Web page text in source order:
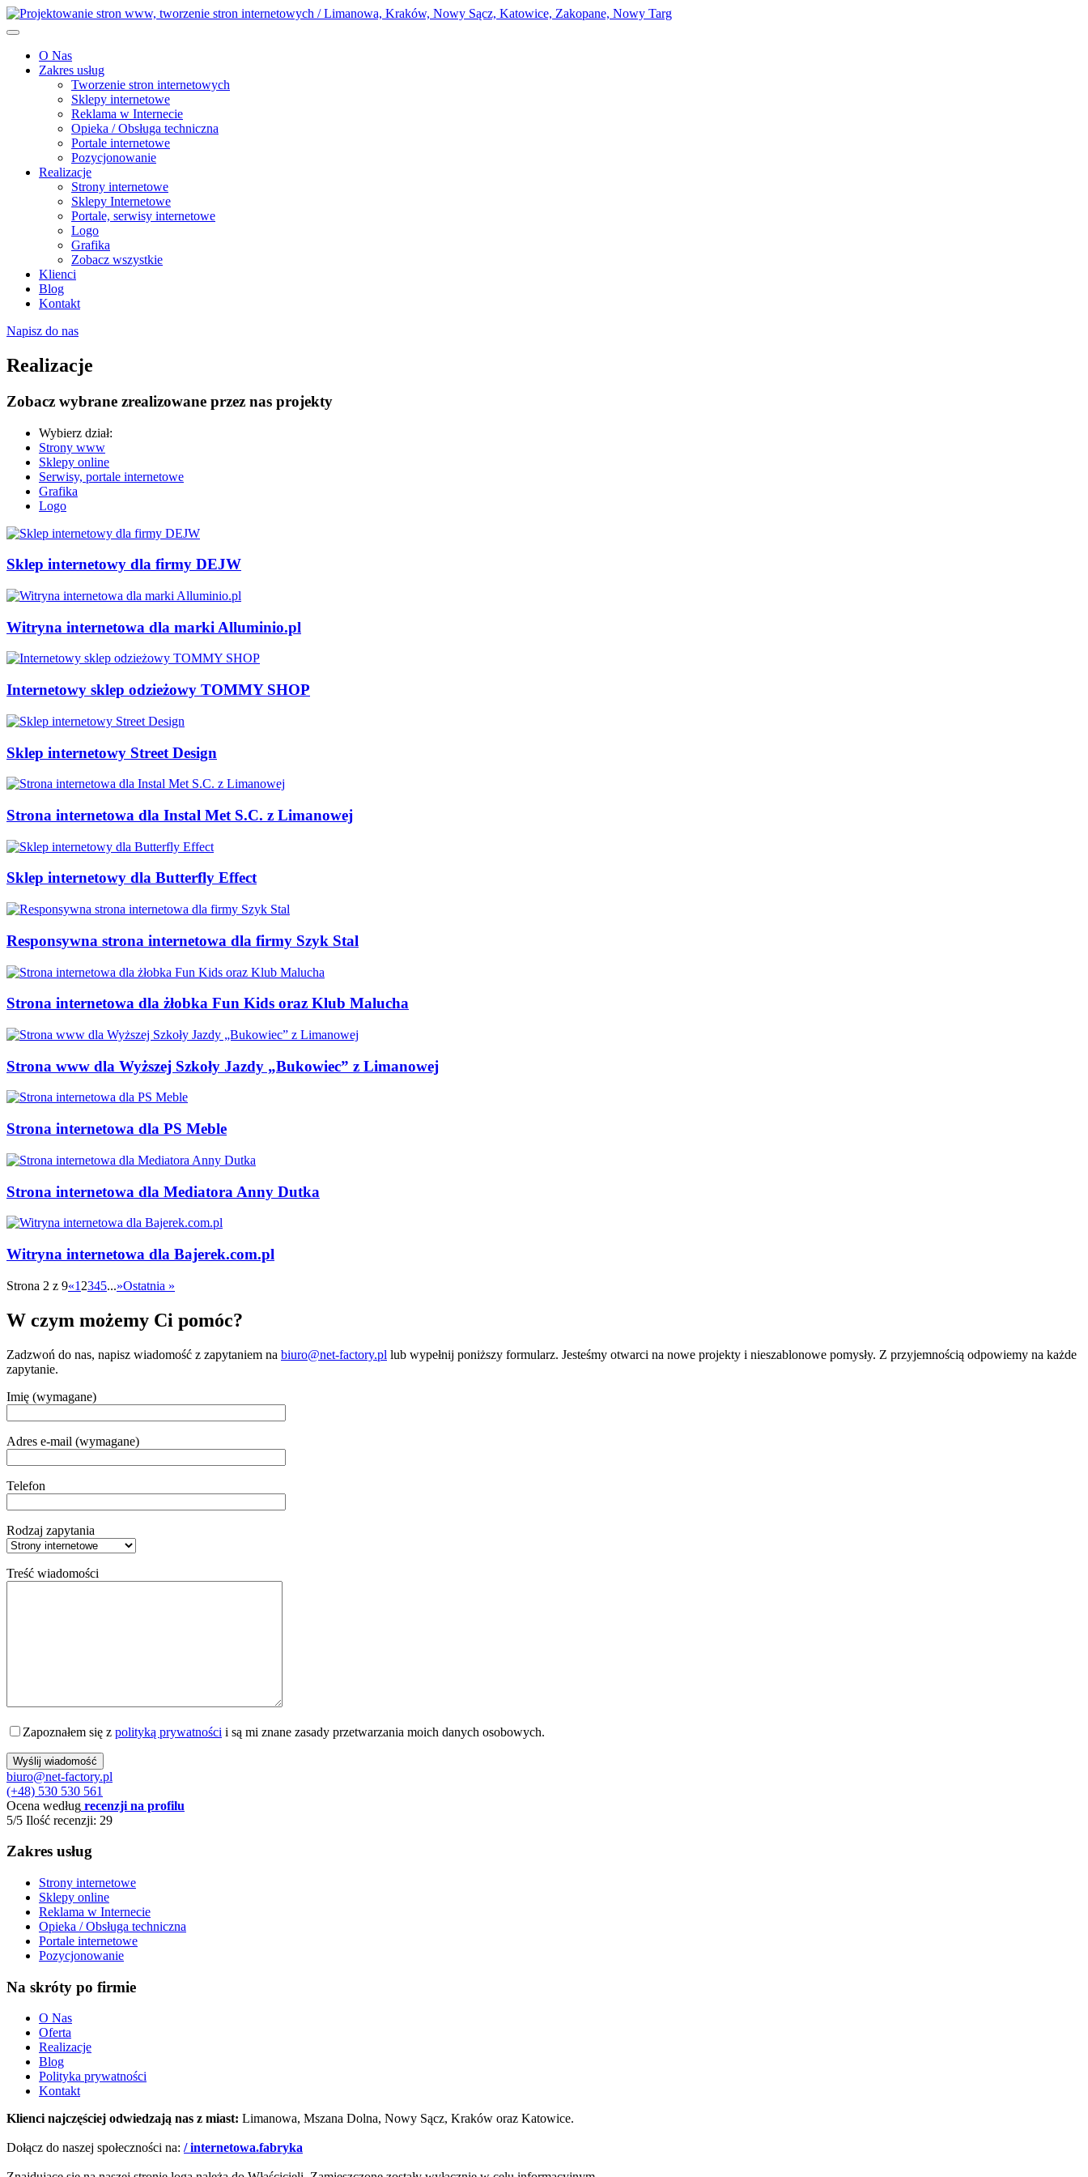
O Nas
Zakres usług
Tworzenie stron internetowych
Sklepy internetowe
Reklama w Internecie
Opieka / Obsługa techniczna
Portale internetowe
Pozycjonowanie
Realizacje
Strony internetowe
Sklepy Internetowe
Portale, serwisy internetowe
Logo
Grafika
Zobacz wszystkie
Klienci
Blog
Kontakt
Napisz do nas
Realizacje
Zobacz wybrane zrealizowane przez nas projekty
Wybierz dział:
Strony www
Sklepy online
Serwisy, portale internetowe
Grafika
Logo
Sklep internetowy dla firmy DEJW
Witryna internetowa dla marki Alluminio.pl
Internetowy sklep odzieżowy TOMMY SHOP
Sklep internetowy Street Design
Strona internetowa dla Instal Met S.C. z Limanowej
Sklep internetowy dla Butterfly Effect
Responsywna strona internetowa dla firmy Szyk Stal
Strona internetowa dla żłobka Fun Kids oraz Klub Malucha
Strona www dla Wyższej Szkoły Jazdy „Bukowiec” z Limanowej
Strona internetowa dla PS Meble
Strona internetowa dla Mediatora Anny Dutka
Witryna internetowa dla Bajerek.com.pl
Strona 2 z 9«1 2345...»Ostatnia »
W czym możemy Ci pomóc?
Zadzwoń do nas, napisz wiadomość z zapytaniem na biuro@net-factory.pl lub wypełnij poniższy formularz. Jesteśmy otwarci na nowe projekty i nieszablonowe pomysły. Z przyjemnością odpowiemy na każde
zapytanie.
Imię (wymagane)
Adres e-mail (wymagane)
Telefon
Rodzaj zapytania
Treść wiadomości
Zapoznałem się z polityką prywatności i są mi znane zasady przetwarzania moich danych osobowych.
biuro@net-factory.pl
(+48) 530 530 561
Ocena według recenzji na profilu
5/5 Ilość recenzji: 29
Zakres usług
Strony internetowe
Sklepy online
Reklama w Internecie
Opieka / Obsługa techniczna
Portale internetowe
Pozycjonowanie
Na skróty po firmie
O Nas
Oferta
Realizacje
Blog
Polityka prywatności
Kontakt
Klienci najczęściej odwiedzają nas z miast: Limanowa, Mszana Dolna, Nowy Sącz, Kraków oraz Katowice.
Dołącz do naszej społeczności na: / internetowa.fabryka